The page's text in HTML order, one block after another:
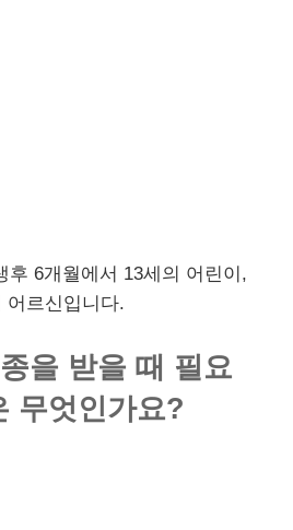
후 6개월에서 13세의 어린이,
어르신입니다.
을 받을 때 필요
무엇인가요?